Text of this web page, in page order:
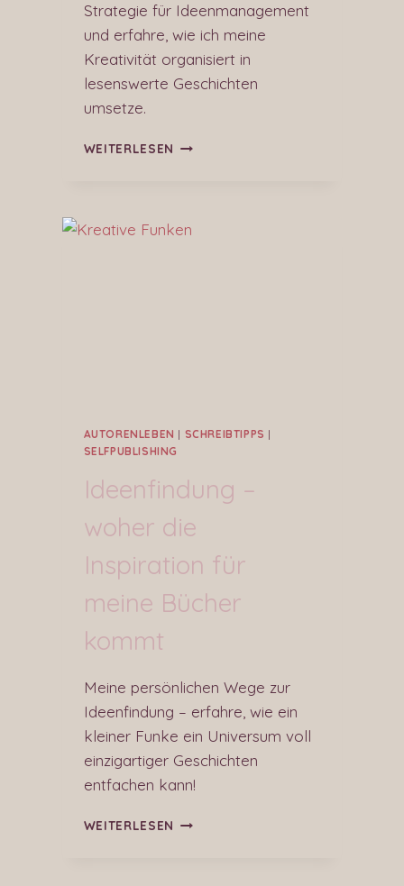
Strategie für Ideenmanagement
und erfahre, wie ich meine
Kreativität organisiert in
lesenswerte Geschichten
umsetze.
WEITERLESEN
AUTORENLEBEN | SCHREIBTIPPS |
SELFPUBLISHING
Ideenfindung –
woher die
Inspiration für
meine Bücher
kommt
Meine persönlichen Wege zur
Ideenfindung – erfahre, wie ein
kleiner Funke ein Universum voll
einzigartiger Geschichten
entfachen kann!
WEITERLESEN